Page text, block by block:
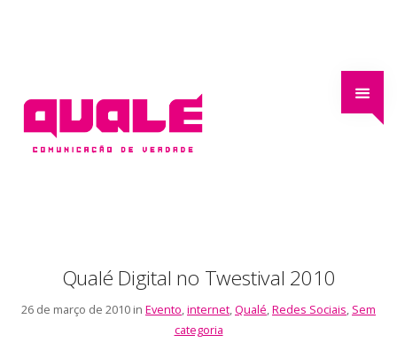
Qualé Digital no Twestival 2010
26 de março de 2010 in Evento,internet,Qualé,Redes Sociais, Sem
categoria